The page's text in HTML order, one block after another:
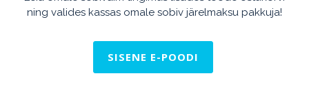
ning valides kassas omale sobiv järelmaksu pakkuja!
SISENE E-POODI